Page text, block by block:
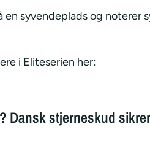
en syvendeplads og noterer
i Eliteserien her:
Dansk stjerneskud